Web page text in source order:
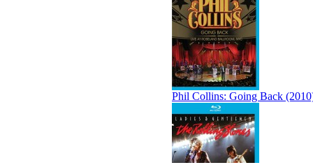
Phil Collins: Going Back